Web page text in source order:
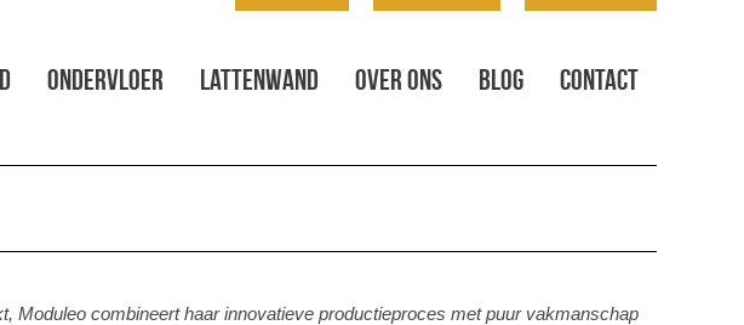
Ondervloer Lattenwand Over ons Blog Contact
Moduleo combineert haar innovatieve productieproces met puur vakmanschap